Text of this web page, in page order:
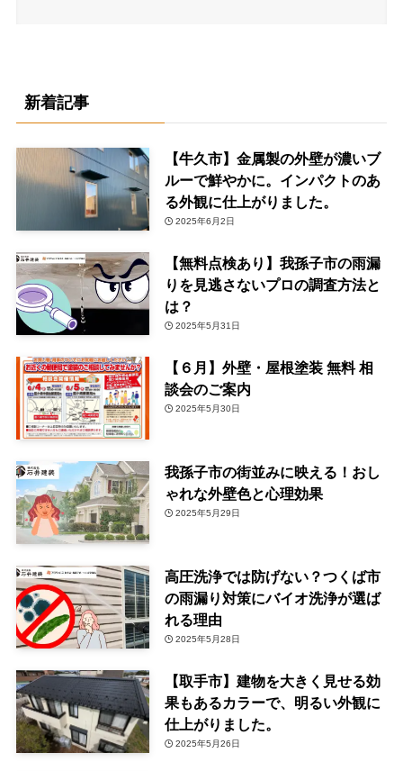
新着記事
【牛久市】金属製の外壁が濃いブ
ルーで鮮やかに。インパクトのあ
る外観に仕上がりました。
2025年6月2日
【無料点検あり】我孫子市の雨漏
りを見逃さないプロの調査方法と
は？
2025年5月31日
【６月】外壁・屋根塗装 無料 相
談会のご案内
2025年5月30日
我孫子市の街並みに映える！おし
ゃれな外壁色と心理効果
2025年5月29日
高圧洗浄では防げない？つくば市
の雨漏り対策にバイオ洗浄が選ば
れる理由
2025年5月28日
【取手市】建物を大きく見せる効
果もあるカラーで、明るい外観に
仕上がりました。
2025年5月26日